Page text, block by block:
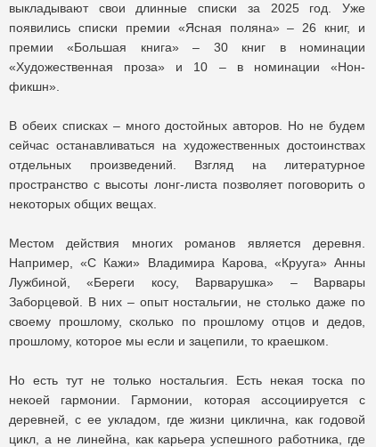
выкладывают свои длинные списки за 2025 год. Уже
появились списки премии «Ясная поляна» – 26 книг, и
премии «Большая книга» – 30 книг в номинации
«Художественная проза» и 10 – в номинации «Нон-
фикшн».
В обеих списках – много достойных авторов. Но не будем
сейчас останавливаться на художественных достоинствах
отдельных произведений. Взгляд на литературное
пространство с высоты лонг-листа позволяет поговорить о
некоторых общих вещах.
Местом действия многих романов является деревня.
Например, «С Кажи» Владимира Карова, «Крууга» Анны
Лужбиной, «Береги косу, Варварушка» – Варвары
Заборцевой. В них – опыт ностальгии, не столько даже по
своему прошлому, сколько по прошлому отцов и дедов,
прошлому, которое мы если и зацепили, то краешком.
Но есть тут не только ностальгия. Есть некая тоска по
некоей гармонии. Гармонии, которая ассоциируется с
деревней, с ее укладом, где жизни циклична, как годовой
цикл, а не линейна, как карьера успешного работника, где